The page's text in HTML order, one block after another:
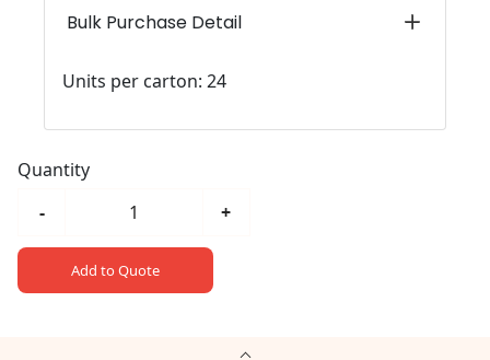
Bulk Purchase Detail
Units per carton: 24
Quantity
-
+
Add to Quote